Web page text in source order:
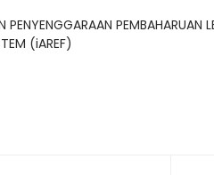
PENYENGGARAAN PEMBAHARUAN
(iAREF)